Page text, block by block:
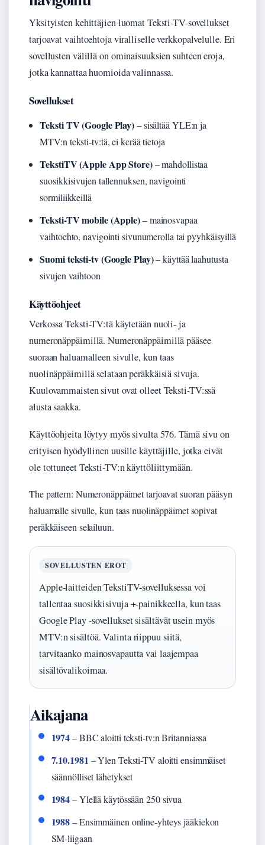
Yksityisten kehittäjien luomat Teksti-TV-sovellukset
tarjoavat vaihtoehtoja viralliselle verkkopalvelulle. Eri
sovellusten välillä on ominaisuuksien suhteen eroja,
jotka kannattaa huomioida valinnassa.
Sovellukset
Teksti TV (Google Play)– sisältää YLE:n ja
MTV:n teksti-tv:tä, ei kerää tietoja
TekstiTV (Apple App Store)– mahdollistaa
suosikkisivujen tallennuksen, navigointi
sormiliikkeillä
Teksti-TV mobile (Apple)– mainosvapaa
vaihtoehto, navigointi sivunumerolla tai pyyhkäisyillä
Suomi teksti-tv (Google Play)– käyttää laahutusta
sivujen vaihtoon
Käyttöohjeet
Verkossa Teksti-TV:tä käytetään nuoli- ja
numeronäppäimillä. Numeronäppäimillä pääsee
suoraan haluamalleen sivulle, kun taas
nuolinäppäimillä selataan peräkkäisiä sivuja.
Kuulovammaisten sivut ovat olleet Teksti-TV:ssä
alusta saakka.
Käyttöohjeita löytyy myös sivulta 576. Tämä sivu on
erityisen hyödyllinen uusille käyttäjille, jotka eivät
ole tottuneet Teksti-TV:n käyttöliittymään.
The pattern: Numeronäppäimet tarjoavat suoran pääsyn
haluamalle sivulle, kun taas nuolinäppäimet sopivat
peräkkäiseen selailuun.
SOVELLUSTEN EROT
Apple-laitteiden TekstiTV-sovelluksessa voi
tallentaa suosikkisivuja +-painikkeella, kun taas
Google Play -sovellukset sisältävät usein myös
MTV:n sisältöä. Valinta riippuu siitä,
tarvitaanko mainosvapautta vai laajempaa
sisältövalikoimaa.
Aikajana
1974– BBC aloitti teksti-tv:n Britanniassa
7.10.1981 – Ylen Teksti-TV aloitti ensimmäiset
säännölliset lähetykset
1984– Ylellä käytössään 250 sivua
1988– Ensimmäinen online-yhteys jääkiekon
SM-liigaan